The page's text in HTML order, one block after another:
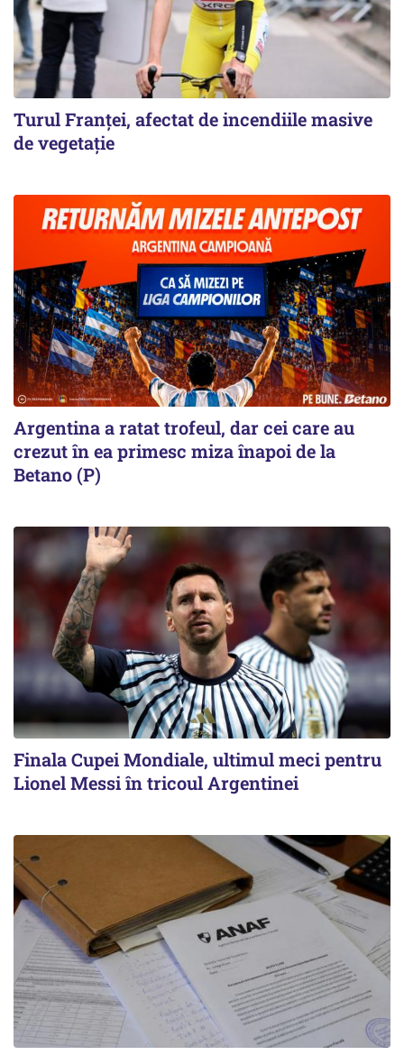
Turul Franţei, afectat de incendiile masive
de vegetaţie
Argentina a ratat trofeul, dar cei care au
crezut în ea primesc miza înapoi de la
Betano (P)
Finala Cupei Mondiale, ultimul meci pentru
Lionel Messi în tricoul Argentinei